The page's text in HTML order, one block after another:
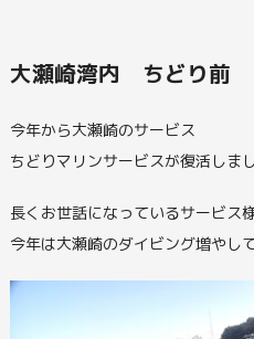
大瀬崎湾内 ちどり前
今年から大瀬崎のサービス
ちどりマリンサービスが復活しまし
長くお世話になっているサービス
今年は大瀬崎のダイビング増やし